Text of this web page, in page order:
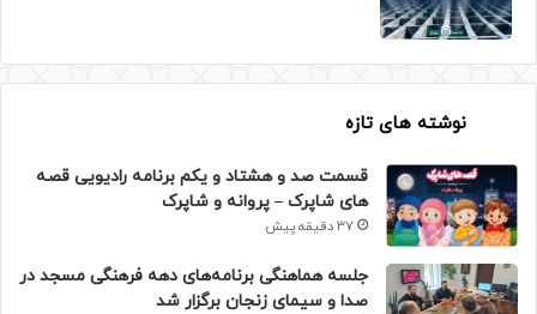
نوشته های تازه
قسمت صد و هشتاد و یکم برنامه رادیویی قصه
های شاپرک – پروانه و شاپرک
37 دقیقه پیش
جلسه هماهنگی برنامه‌های دهه فرهنگی مسجد در
صدا و سیمای زنجان برگزار شد